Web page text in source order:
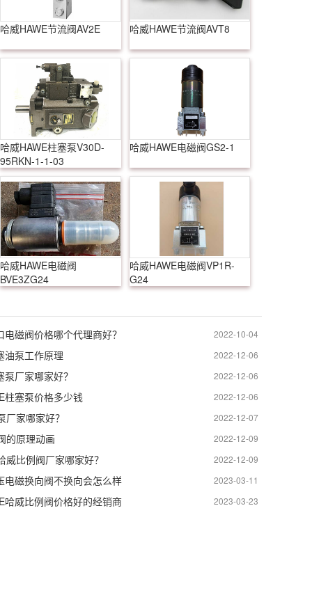
哈威HAWE节流阀AV2E 哈威HAWE节流阀AVT8
哈威HAWE柱塞泵V30D-
95RKN-1-1-03
哈威HAWE电磁阀GS2-1
哈威HAWE电磁阀
BVE3ZG24
哈威HAWE电磁阀VP1R-
G24
2022-10-04
电磁阀价格哪个代理商好？
2022-12-06
油泵工作原理
2022-12-06
厂家哪家好？
2022-12-06
柱塞泵价格多少钱
2022-12-07
厂家哪家好？
2022-12-09
的原理动画
2022-12-09
威比例阀厂家哪家好？
2023-03-11
电磁换向阀不换向会怎么样
2023-03-23
哈威比例阀价格好的经销商